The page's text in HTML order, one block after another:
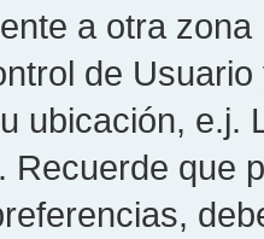
a otra
de
ubicación, e.j.
Recuerde que